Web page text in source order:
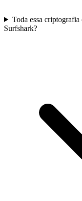
Toda essa
Surfshark?